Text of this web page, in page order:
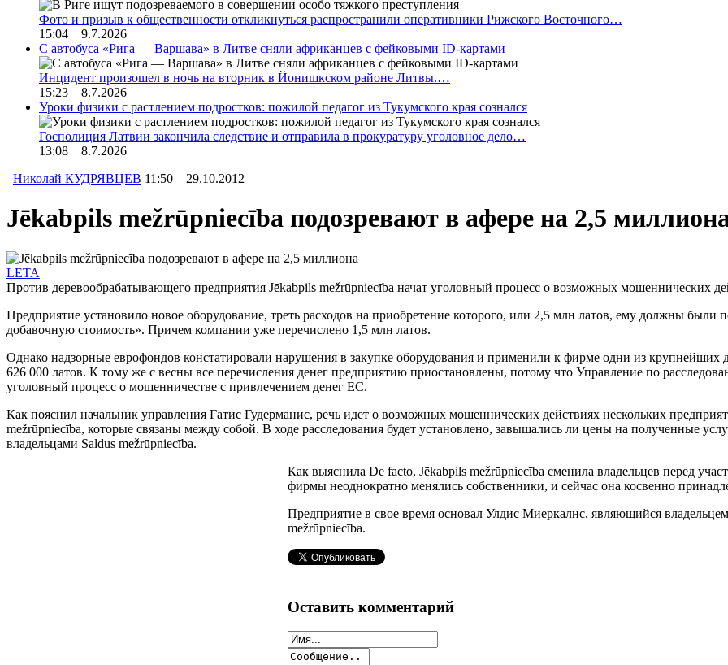
Фото и призыв к общественности откликнуться распространили оперативники Рижского Восточного…
15:04 9.7.2026
С автобуса «Рига — Варшава» в Литве сняли африканцев с фейковыми ID-картами
Инцидент произошел в ночь на вторник в Йонишкском районе Литвы.…
15:23 8.7.2026
Уроки физики с растлением подростков: пожилой педагог из Тукумского края сознался
Госполиция Латвии закончила следствие и отправила в прокуратуру уголовное дело…
13:08 8.7.2026
Николай КУДРЯВЦЕВ 11:50 29.10.2012
Jēkabpils mežrūpniecība подозревают в афере на 2,5
LETA
Против деревообрабатывающего предприятия Jēkabpils mežrūpniecība начат уголовный процесс о возможных мошеннических
Предприятие установило новое оборудование, треть расходов на приобретение которого, или 2,5 млн латов, ему должны
добавочную стоимость». Причем компании уже перечислено 1,5 млн латов.
Однако надзорные еврофондов констатировали нарушения в закупке оборудования и применили к фирме одни из
626 000 латов. К тому же с весны все перечисления денег предприятию приостановлены, потому что Управление по
уголовный процесс о мошенничестве с привлечением денег ЕС.
Как пояснил начальник управления Гатис Гудерманис, речь идет о возможных мошеннических действиях нескольких
mežrūpniecība, которые связаны между собой. В ходе расследования будет установлено, завышались ли цены на полученные
владельцами Saldus mežrūpniecība.
Как выяснила De facto, Jēkabpils mežrūpniecība сменила владельцев перед
фирмы неоднократно менялись собственники, и сейчас она косвенно
Предприятие в свое время основал Улдис Миеркалнс, являющийся
mežrūpniecība.
Оставить комментарий